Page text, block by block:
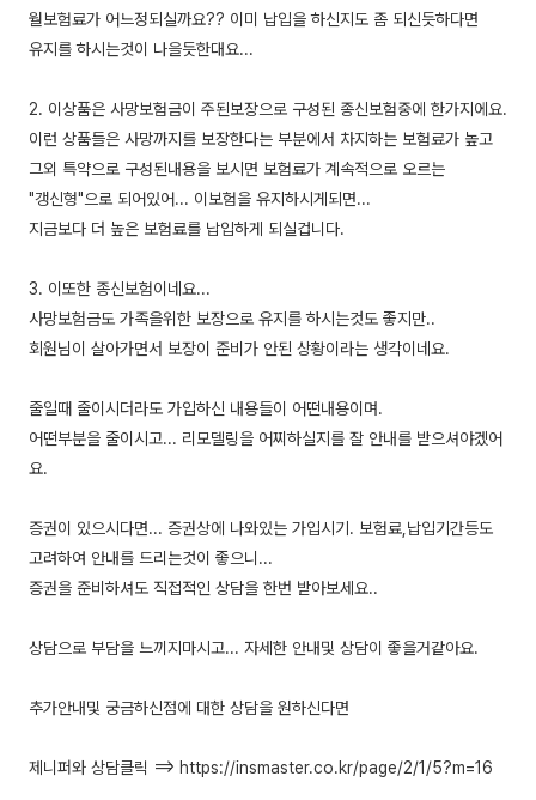
월보험료가 어느정되실까요?? 이미 납입을 하신지도 좀 되신듯하다면
유지를 하시는것이 나을듯한대요...
2. 이상품은 사망보험금이 주된보장으로 구성된 종신보험중에 한가지에요.
이런 상품들은 사망까지를 보장한다는 부분에서 차지하는 보험료가 높고
그외 특약으로 구성된내용을 보시면 보험료가 계속적으로 오르는
"갱신형"으로 되어있어... 이보험을 유지하시게되면...
지금보다 더 높은 보험료를 납입하게 되실겁니다.
3. 이또한 종신보험이네요...
사망보험금도 가족을위한 보장으로 유지를 하시는것도 좋지만..
회원님이 살아가면서 보장이 준비가 안된 상황이라는 생각이네요.
줄일때 줄이시더라도 가입하신 내용들이 어떤내용이며.
어떤부분을 줄이시고... 리모델링을 어찌하실지를 잘 안내를 받으셔야겠어
요.
증권이 있으시다면... 증권상에 나와있는 가입시기. 보험료,납입기간등도
고려하여 안내를 드리는것이 좋으니...
증권을 준비하셔도 직접적인 상담을 한번 받아보세요..
상담으로 부담을 느끼지마시고... 자세한 안내및 상담이 좋을거같아요.
추가안내및 궁금하신점에 대한 상담을 원하신다면